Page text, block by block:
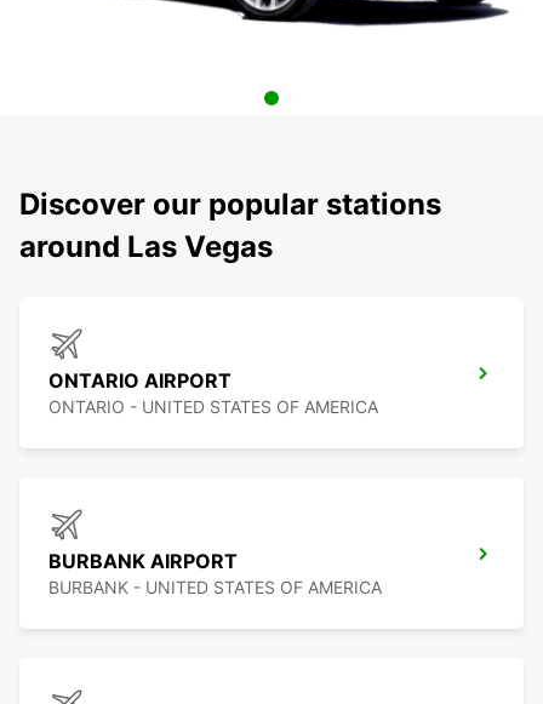
Discover our popular stations
around Las Vegas
ONTARIO AIRPORT
ONTARIO - UNITED STATES OF AMERICA
BURBANK AIRPORT
BURBANK - UNITED STATES OF AMERICA